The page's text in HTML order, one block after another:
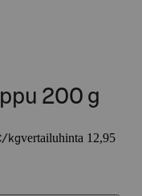
200 g
kgvertailuhinta 12,95